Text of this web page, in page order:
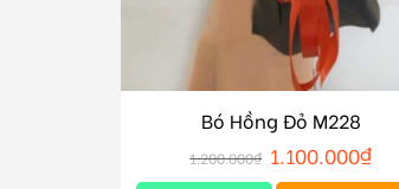
Bó Hồng Đỏ M228
1.200.000₫ 1.100.000₫